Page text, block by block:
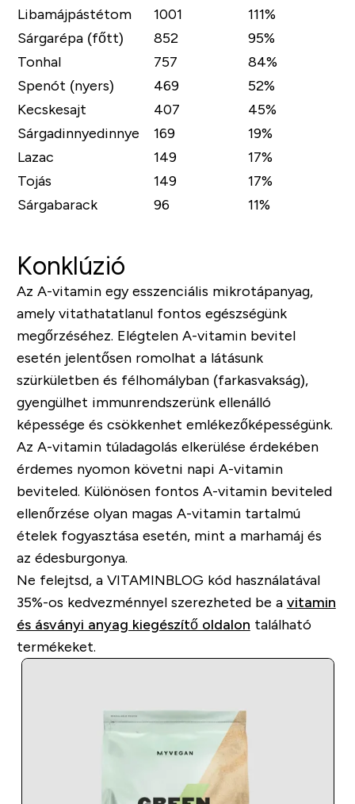
Libamájpástétom 1001
111%
Sárgarépa (főtt)
852
95%
Tonhal
757
84%
Spenót (nyers)
469
52%
Kecskesajt
407
45%
Sárgadinnyedinnye
169
19%
Lazac
149
17%
Tojás
149
17%
Sárgabarack
96 11%
Konklúzió
Az A-vitamin egy esszenciális mikrotápanyag,
amely vitathatatlanul fontos egészségünk
megőrzéséhez. Elégtelen A-vitamin bevitel
esetén jelentősen romolhat a látásunk
szürkületben és félhomályban (farkasvakság),
gyengülhet immunrendszerünk ellenálló
képessége és csökkenhet emlékezőképességünk.
Az A-vitamin túladagolás elkerülése érdekében
érdemes nyomon követni napi A-vitamin
beviteled. Különösen fontos A-vitamin beviteled
ellenőrzése olyan magas A-vitamin tartalmú
ételek fogyasztása esetén, mint a marhamáj és
az édesburgonya.
Ne felejtsd, a VITAMINBLOGkód használatával
35%-os kedvezménnyel szerezheted be a vitamin
és ásványi anyag kiegészítő oldalon található
termékeket.